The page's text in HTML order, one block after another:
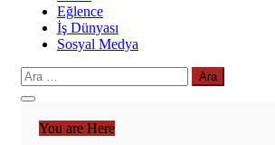
Eğlence
İş Dünyası
Sosyal Medya
Arama:
You are Here